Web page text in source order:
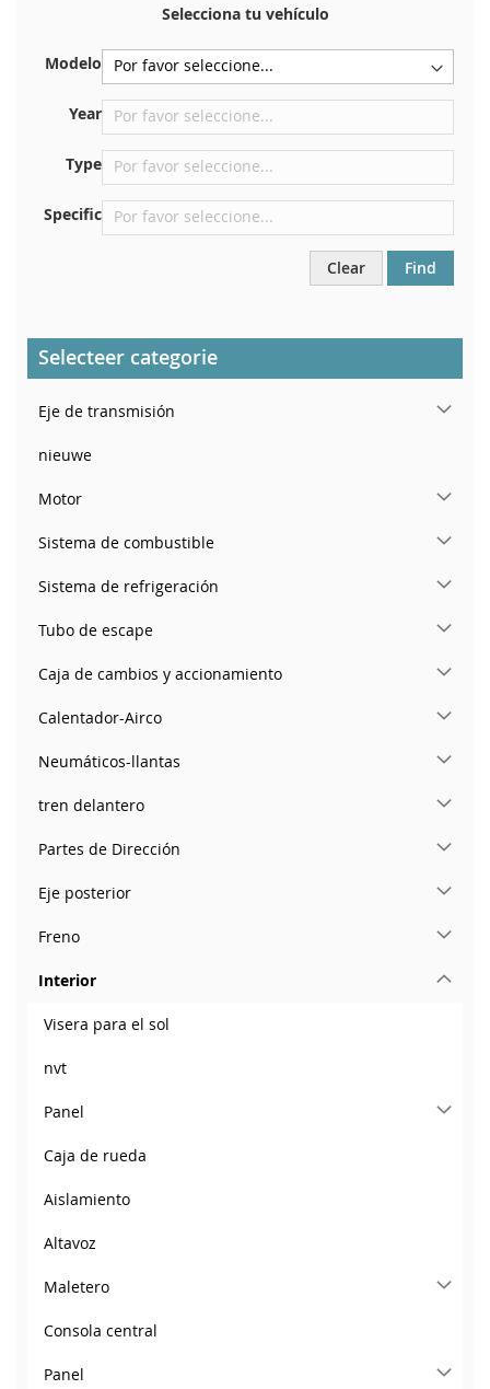
certificado de registro. Y también en el coche.
En la placa inferior del asiento delantero derecho
Centrar contra el mamparo debajo del capó.
Justo en el compartimento del motor.
En el pilar de la puerta trasera derecha
Selecciona tu vehículo
Modelo
Year
Type
Specific
Clear Find
Selecteer categorie
Eje de transmisión
nieuwe
Motor
Sistema de combustible
Sistema de refrigeración
Tubo de escape
Caja de cambios y accionamiento
Calentador-Airco
Neumáticos-llantas
tren delantero
Partes de Dirección
Eje posterior
Freno
Interior
Visera para el sol
nvt
Panel
Caja de rueda
Aislamiento
Altavoz
Maletero
Consola central
Panel